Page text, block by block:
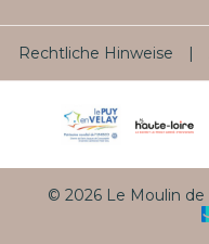
Rechtliche Hinweise |
© 2026 Le Moulin